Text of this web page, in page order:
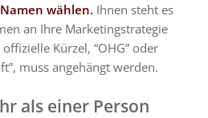
wählen. Ihnen steht es
an Ihre Marketingstrategie
Kürzel, “OHG” oder
muss angehängt werden.
als einer Person